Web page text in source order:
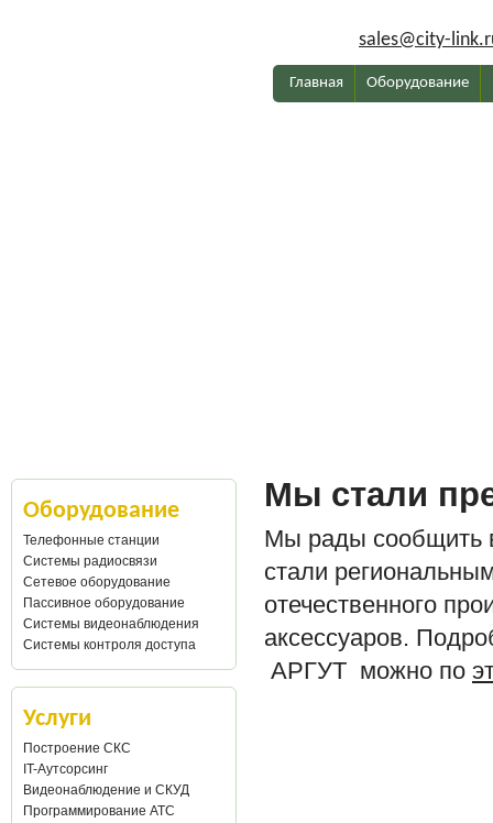
sales@city-
Главная Оборудование
Оборудование
Телефонные станции
Системы радиосвязи
Сетевое оборудование
Пассивное оборудование
Системы видеонаблюдения
Системы контроля доступа
Услуги
Построение СКС
IT-Аутсорсинг
Видеонаблюдение и СКУД
Программирование АТС
Мы стали
Мы рады сообщить
стали
отечественного
аксессуаров.
АРГУТ можно по